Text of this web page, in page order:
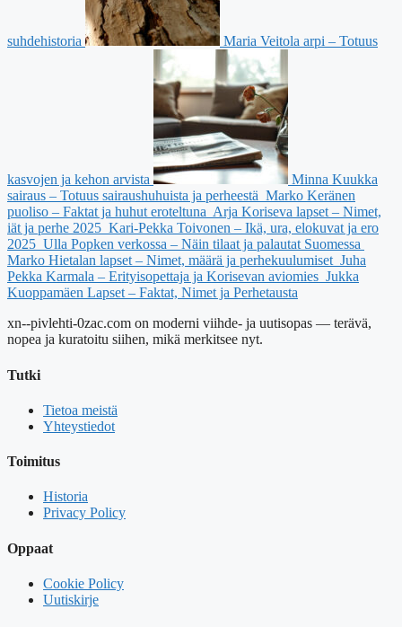
suhdehistoria Maria Veitola arpi – Totuus
kasvojen ja kehon arvista
Minna Kuukka
sairaus – Totuus sairaushuhuista ja perheestä Marko Keränen
puoliso – Faktat ja huhut eroteltuna Arja Koriseva lapset – Nimet,
iät ja perhe 2025 Kari-Pekka Toivonen – Ikä, ura, elokuvat ja ero
2025 Ulla Popken verkossa – Näin tilaat ja palautat Suomessa
Marko Hietalan lapset – Nimet, määrä ja perhekuulumiset Juha
Pekka Karmala – Erityisopettaja ja Korisevan aviomies Jukka
Kuoppamäen Lapset – Faktat, Nimet ja Perhetausta
xn--pivlehti-0zac.com on moderni viihde- ja uutisopas — terävä,
nopea ja kuratoitu siihen, mikä merkitsee nyt.
Tutki
Tietoa meistä
Yhteystiedot
Toimitus
Historia
Privacy Policy
Oppaat
Cookie Policy
Uutiskirje